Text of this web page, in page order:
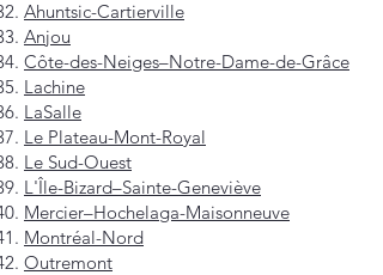
Ahuntsic-Cartierville
Anjou
Côte-des-Neiges–Notre-Dame-de-Grâce
Lachine
LaSalle
Le Plateau-Mont-Royal
Le Sud-Ouest
L'Île-Bizard–Sainte-Geneviève
Mercier–Hochelaga-Maisonneuve
Montréal-Nord
Outremont